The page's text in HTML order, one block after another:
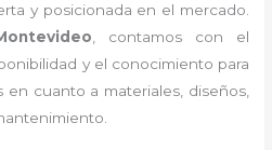
y posicionada en el mercado.
, contamos con el
y el conocimiento para
en cuanto a materiales, diseños,